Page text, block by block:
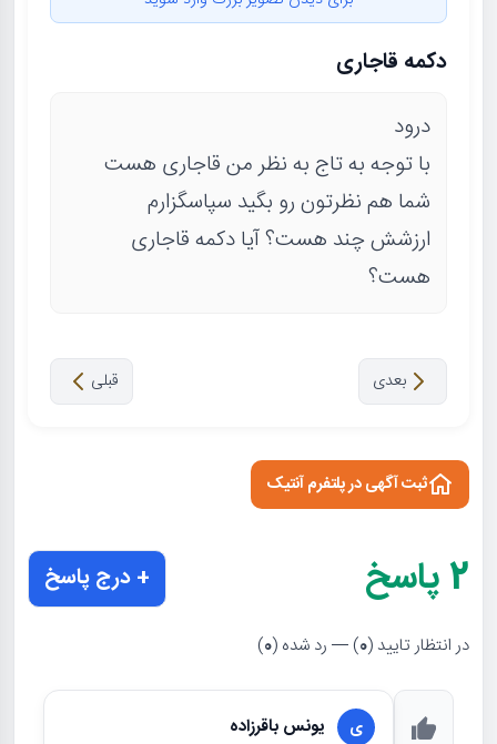
دکمه قاجاری
درود
با توجه به تاج به نظر من قاجاری هست
شما هم نظرتون رو بگید سپاسگزارم
ارزشش چند هست؟ آیا دکمه قاجاری
هست؟
قبلی بعدی
ثبت آگهی در پلتفرم آنتیک
2پاسخ + درج پاسخ
در انتظار تایید (0) — رد شده (0
)
ی یونس باقرزاده